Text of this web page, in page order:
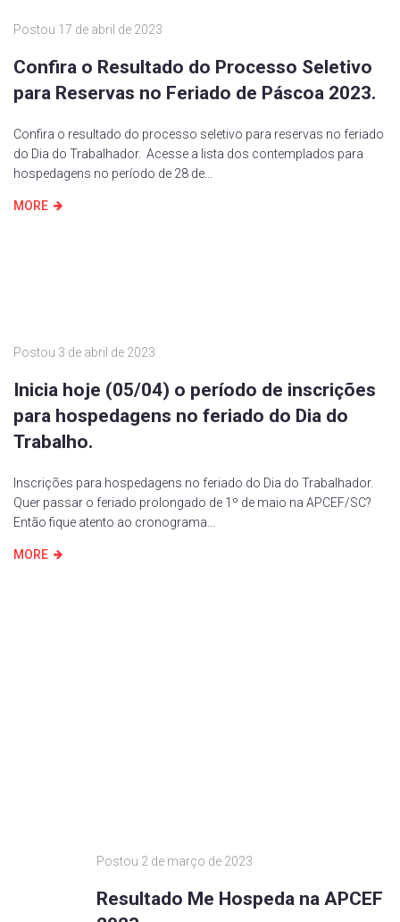
Postou 17 de abril de 2023
Confira o Resultado do Processo Seletivo
para Reservas no Feriado de Páscoa 2023.
Confira o resultado do processo seletivo para reservas no feriado
do Dia do Trabalhador. Acesse a lista dos contemplados para
hospedagens no período de 28 de...
MORE
Postou 3 de abril de 2023
Inicia hoje (05/04) o período de inscrições
para hospedagens no feriado do Dia do
Trabalho.
Inscrições para hospedagens no feriado do Dia do Trabalhador.
Quer passar o feriado prolongado de 1º de maio na APCEF/SC?
Então fique atento ao cronograma...
MORE
Postou 2 de março de 2023
Resultado Me Hospeda na APCEF